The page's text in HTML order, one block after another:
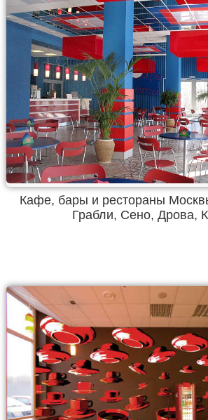
Кафе, бары и рестораны
Грабли, Сено, Дрова,